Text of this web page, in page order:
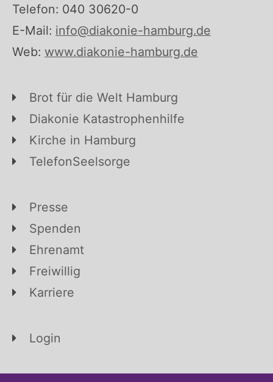
Telefon: 040 30620-0
E-Mail: info@diakonie-hamburg.de
Web: www.diakonie-hamburg.de
Brot für die Welt Hamburg
Diakonie Katastrophenhilfe
Kirche in Hamburg
TelefonSeelsorge
Presse
Spenden
Ehrenamt
Freiwillig
Karriere
Login